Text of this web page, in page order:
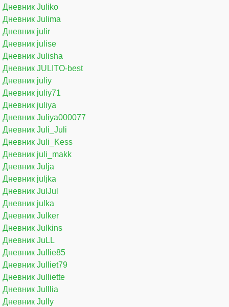
Дневник Juliko
Дневник Julima
Дневник julir
Дневник julise
Дневник Julisha
Дневник JULITO-best
Дневник juliy
Дневник juliy71
Дневник juliya
Дневник Juliya000077
Дневник Juli_Juli
Дневник Juli_Kess
Дневник juli_makk
Дневник Julja
Дневник juljka
Дневник JulJul
Дневник julka
Дневник Julker
Дневник Julkins
Дневник JuLL
Дневник Jullie85
Дневник Julliet79
Дневник Julliette
Дневник Julllia
Дневник Jully